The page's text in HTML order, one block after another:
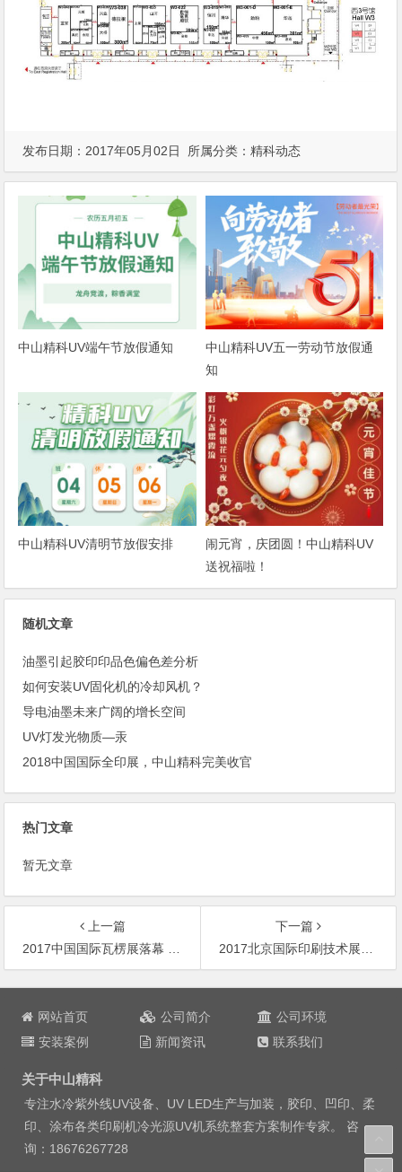
发布日期：2017年05月02日 所属分类：精科动态
中山精科UV端午节放假通知
中山精科UV五一劳动节放假通
知
中山精科UV清明节放假安排
闹元宵，庆团圆！中山精科UV
送祝福啦！
随机文章
油墨引起胶印印品色偏色差分析
如何安装UV固化机的冷却风机？
导电油墨未来广阔的增长空间
UV灯发光物质—汞
2018中国国际全印展，中山精科完美收官
热门文章
暂无文章
上一篇
2017中国国际瓦楞展落幕 中山精科取得圆满成功
下一篇
2017北京国际印刷技术展中山精科展位展示
文
网站首页 公司简介
公司环境
安装案例
新闻资讯 联系我们
关于中山精科
专注水冷紫外线UV设备 、UV LED生产与加装，胶印、凹印、柔
印、涂布各类印刷机冷光源UV机系统整套方案制作专家。 咨
询： 18676267728